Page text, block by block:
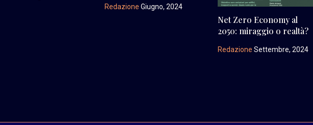
Redazione Giugno, 2024
Net Zero Economy al
2050: miraggio o realtà?
Redazione Settembre, 2024